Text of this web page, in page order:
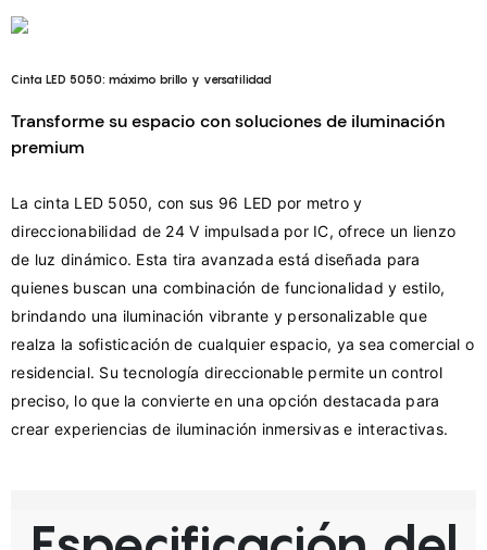
Cinta LED 5050: máximo brillo y versatilidad
Transforme su espacio con soluciones de iluminación
premium
La cinta LED 5050, con sus 96 LED por metro y
direccionabilidad de 24 V impulsada por IC, ofrece un lienzo
de luz dinámico. Esta tira avanzada está diseñada para
quienes buscan una combinación de funcionalidad y estilo,
brindando una iluminación vibrante y personalizable que
realza la sofisticación de cualquier espacio, ya sea comercial o
residencial. Su tecnología direccionable permite un control
preciso, lo que la convierte en una opción destacada para